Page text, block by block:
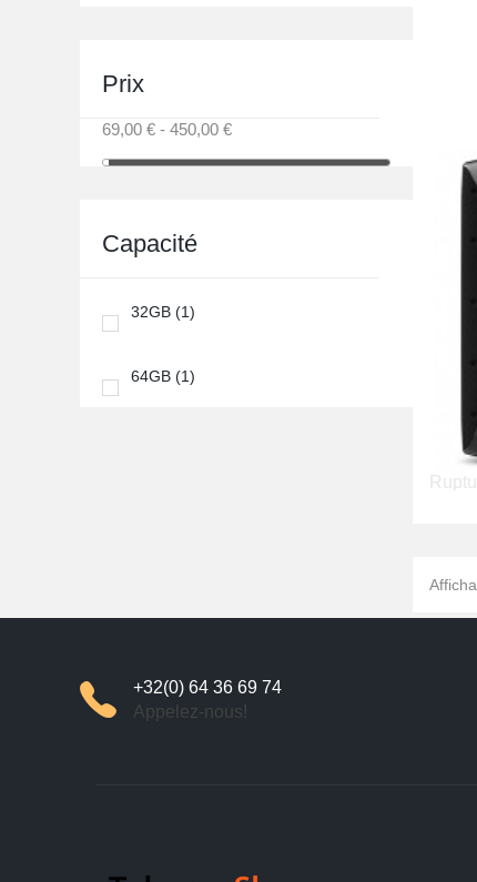
Prix
69,00 € - 450,00 €
Capacité
32GB (1)
64GB (1)
+32(0) 64 36 69 74
Appelez-nous!